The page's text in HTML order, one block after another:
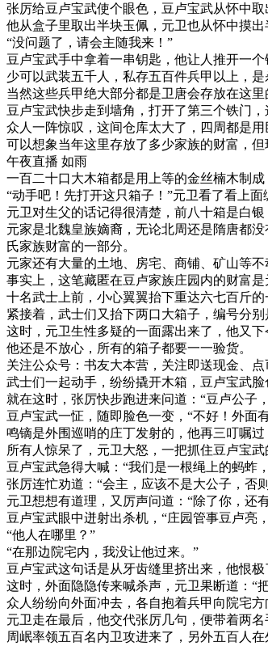
张厉给豆卢宝武使个眼色，豆卢宝武从怀中
他从盒子里取出半块玉佩，元卫也从怀中摸
“没问题了，请会主随我来！”
豆卢宝武手中拿着一串钥匙，他让人推开一
少可以武装五千人，私存五百件兵甲以上，
当然这些兵甲绝大部分都是卫唐会存放在这里
豆卢宝武快步走到墙角，打开了第三个铁门
众人一阵惊叹，这间仓库太大了，四周都是
可以想象当年这里存放了多少家族的财富，
午夜直播 如雨
一百二十口大木箱都是用上等的金丝楠木制
“动手吧！先打开这只箱子！”元卫看了看上面
元卫对生父的话记得很清楚，前八十箱是白
元家是北魏皇族嫡裔，无论北周还是隋唐都
氏家族财富的一部分。
元家还有大量的土地、房宅、商铺、矿山等
事实上，这笔藏匿在豆卢家族庄园内的财富
十名武士上前，小心翼翼抬下重达六七百斤
紧接着，武士们又抬下两口大箱子，编号分
这时，元卫生性多疑的一面露出来了，他又
他还是不放心，所有的箱子都要一一验货。
关注公众号：书友大本营，关注即送现金、点
武士们一起动手，纷纷撬开木箱，豆卢宝武
就在这时，张厉快步跑进来问道：“豆卢公子
豆卢宝武一怔，随即脸色一变，“不好！外面
鸣镝是外围巡哨的庄丁发射的，他再三叮嘱
所有人惊呆了，元卫大怒，一把抓住豆卢宝
豆卢宝武急得大喊：“我们是一根绳上的蚂蚱
张厉连忙劝道：“会主，应该不是大公子，否
元卫想想有道理，又厉声问道：“除了你，还
豆卢宝武眼中迸射出杀机，“庄园管事豆卢亮
“他人在哪里？”
“在那边院宅内，我没让他过来。”
豆卢宝武这句话是从牙齿缝里挤出来，他恨极
这时，外面隐隐传来喊杀声，元卫果断道：“
众人纷纷向外面冲去，各自抱着兵甲向院宅
元卫走在最后，他交代张厉几句，便带着两
周岷率领五百名内卫攻进来了，另外五百人在